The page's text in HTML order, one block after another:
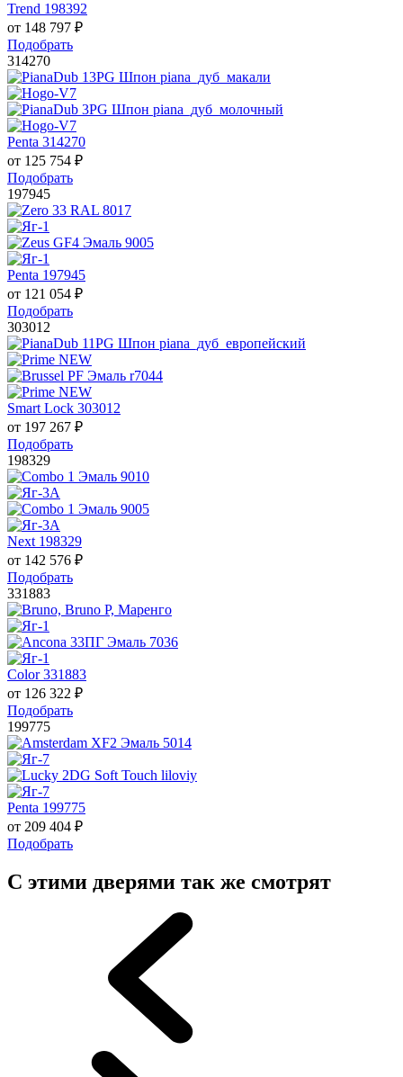
Trend 198392
от 148 797 ₽
Подобрать
314270
Penta 314270
от 125 754 ₽
Подобрать
197945
Penta 197945
от 121 054 ₽
Подобрать
303012
Smart Lock 303012
от 197 267 ₽
Подобрать
198329
Next 198329
от 142 576 ₽
Подобрать
331883
Color 331883
от 126 322 ₽
Подобрать
199775
Penta 199775
от 209 404 ₽
Подобрать
С этими дверями так же смотрят